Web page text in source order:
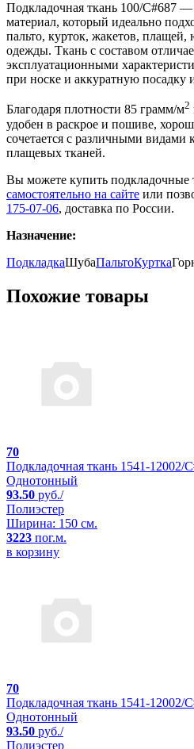
Подкладочная ткань 100/C#687
материал, который идеально
пальто, курток, жакетов, плащей,
одежды. Ткань с составом
эксплуатационными
при носке и аккуратную посадку
Благодаря плотности 85 грамм/м2
удобен в раскрое и пошиве,
сочетается с различными
плащевых тканей.
Вы можете купить подкладочные
самостоятельно на сайте или
175-07-06, доставка по России.
Назначение:
ПодкладкаШубаПальтоКуртка
Похожие товары
70
Подкладочная ткань 1541-12002/
Однотонный
93.50 руб./
Полиэстер
Ширина: 150 см.
3223 пог.м.
в корзину
70
Подкладочная ткань 1541-12002/
Однотонный
93.50 руб./
Полиэстер